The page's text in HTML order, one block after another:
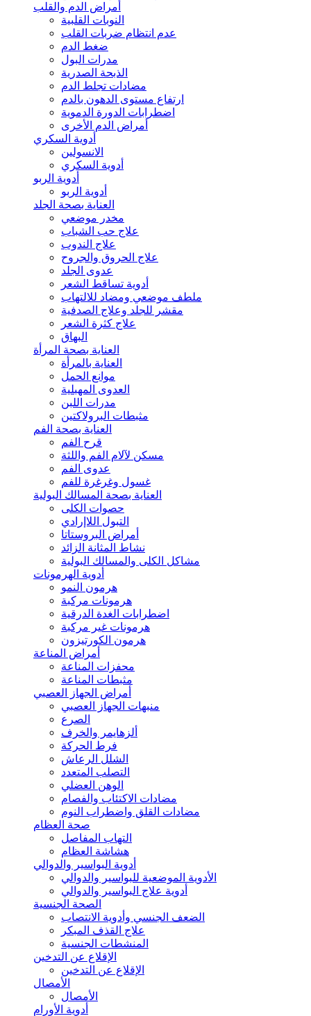
أمراض الدم والقلب
النوبات القلبية
عدم انتظام ضربات القلب
ضغط الدم
مدرات البول
الذبحة الصدرية
مضادات تجلط الدم
ارتفاع مستوى الدهون بالدم
اضطرابات الدورة الدموية
أمراض الدم الأخرى
أدوية السكري
الانسولين
أدوية السكري
أدوية الربو
أدوية الربو
العناية بصحة الجلد
مخدر موضعي
علاج حب الشباب
علاج الندوب
علاج الحروق والجروح
عدوى الجلد
أدوية تساقط الشعر
ملطف موضعي ومضاد للالتهاب
مقشر للجلد وعلاج الصدفية
علاج كثرة الشعر
البهاق
العناية بصحة المرأة
العناية بالمرأة
موانع الحمل
العدوى المهبلية
مدرات اللبن
مثبطات البرولاكتين
العناية بصحة الفم
قرح الفم
مسكن لآلام الفم واللثة
عدوى الفم
غسول وغرغرة للفم
العناية بصحة المسالك البولية
حصوات الكلى
التبول اللاإرادي
أمراض البروستاتا
نشاط المثانة الزائد
مشاكل الكلى والمسالك البولية
أدوية الهرمونات
هرمون النمو
هرمونات مركبة
اضطرابات الغدة الدرقية
هرمونات غير مركبة
هرمون الكورتيزون
أمراض المناعة
محفزات المناعة
مثبطات المناعة
أمراض الجهاز العصبي
منبهات الجهاز العصبي
الصرع
ألزهايمر والخرف
فرط الحركة
الشلل الرعاش
التصلب المتعدد
الوهن العضلي
مضادات الاكتئاب والفصام
مضادات القلق واضطراب النوم
صحة العظام
التهاب المفاصل
هشاشة العظام
أدوية البواسير والدوالي
الأدوية الموضعية للبواسير والدوالي
أدوية علاج البواسير والدوالي
الصحة الجنسية
الضعف الجنسي وأدوية الانتصاب
علاج القذف المبكر
المنشطات الجنسية
الإقلاع عن التدخين
الإقلاع عن التدخين
الأمصال
الأمصال
أدوية الأورام